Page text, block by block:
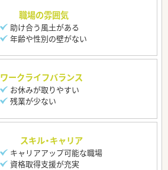
職場の雰囲気
助け合う風土がある
年齢や性別の壁がない
ワークライフバランス
お休みが取りやすい
残業が少ない
スキル・キャリア
キャリアアップ可能な職場
資格取得支援が充実